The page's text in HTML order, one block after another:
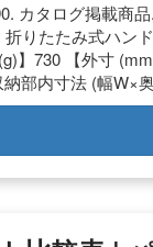
カタログ掲載商
りたたみ式ハン
】730 【外寸
部内寸法 (幅W×